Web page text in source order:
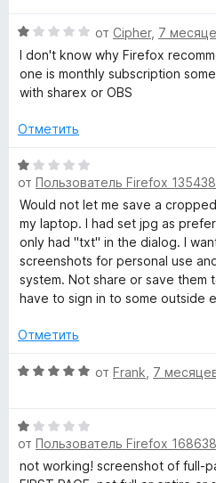
5
и
з
5
о
н
а
4
з
н
е
н
о
а
и
з
5
О
ц
е
н
н
н
а
1
и
з
5
от Cipher, 7
I don't know why Firefox
one is monthly subscription
with sharex or OBS
Отметить
О
ц
е
н
е
н
о
н
1
з
от Пользователь Firefox
Would not let me save a
my laptop. I had set jpg as
only had "txt" in the dialog. I
screenshots for personal use
system. Not share or save
have to sign in to some outside
Отметить
О
н
е
н
от Frank 7
О
ц
е
от Пользователь Firefox
not working! screenshot of full-